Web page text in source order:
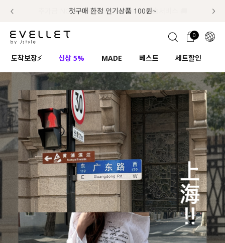
럭키 이룰렛 최대 30% OFF + 100% 당첨
📢 8월 여름휴무 배송안내
추가금 NO! 오늘주문 오늘도착 보장 배송서비스 🚚
첫구매 한정 인기상품 100원~
0
도착보장⚡ 신상 5% MADE 베스트 세트할인
ENG
JP
리뷰 & 혜택 플러스핏 회원혜택 입
CATEGORY COMMUNITY
도착보장⚡
인플루언서 pick!
신상 5%
베스트
MADE
ALL
익스클루시브
아우터
티셔츠
니트